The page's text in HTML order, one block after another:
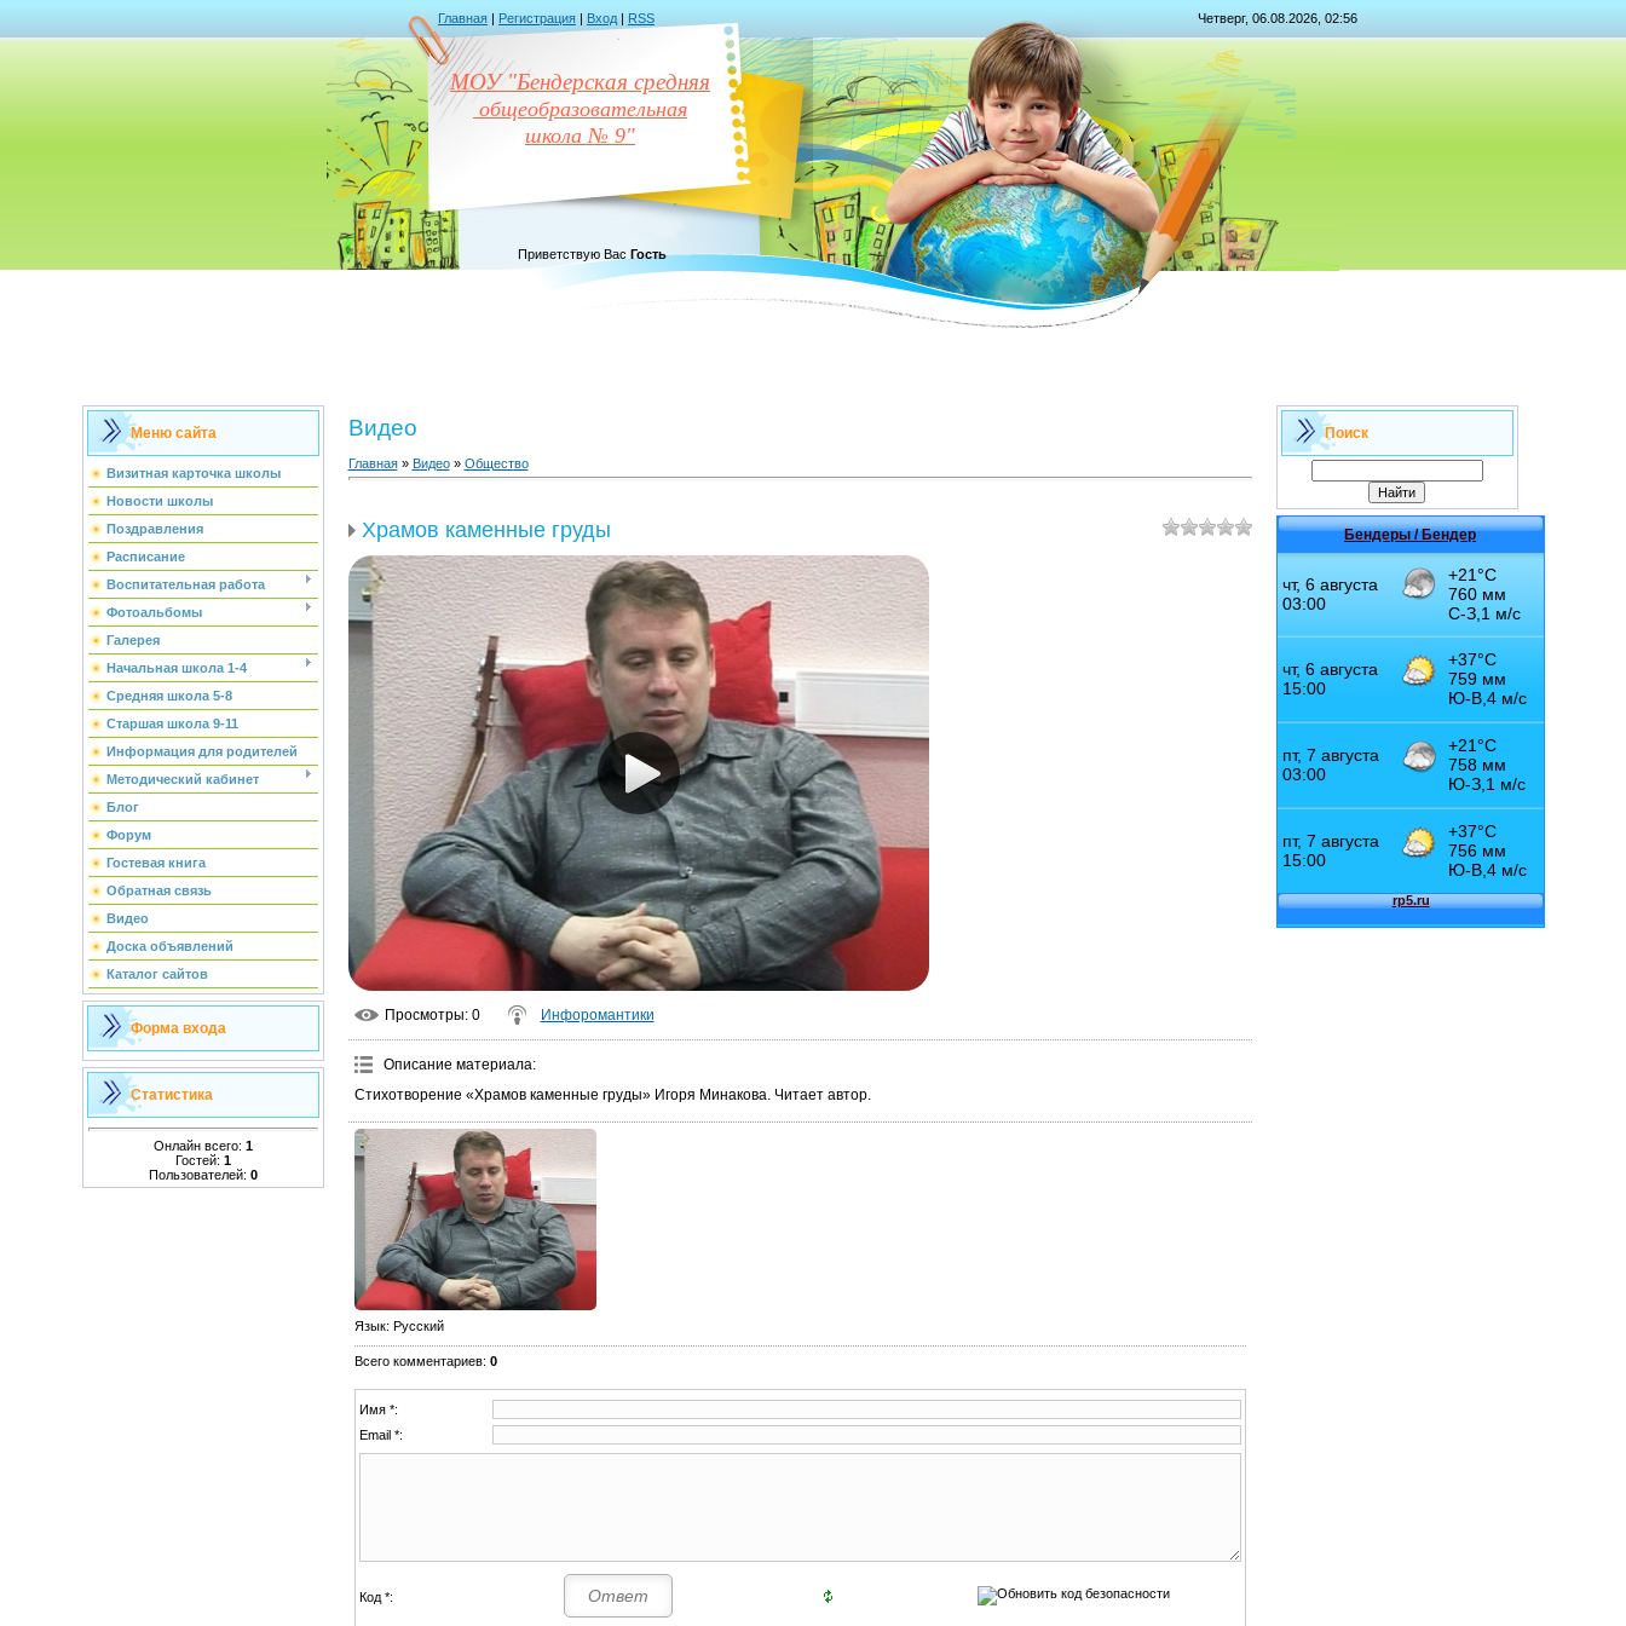
Главная | Регистрация | Вход | RSS Четверг, 06.08.2026, 02:56
МОУ "Бендерская средняя
общеобразовательная
школа № 9"
Приветствую Вас Гость
Меню сайта
Визитная карточка школы
Новости школы
Поздравления
Расписание
Воспитательная работа
Фотоальбомы
Галерея
Начальная школа 1-4
Средняя школа 5-8
Старшая школа 9-11
Информация для родителей
Методический кабинет
Блог
Форум
Гостевая книга
Обратная связь
Видео
Доска объявлений
Каталог сайтов
Форма входа
Статистика
Онлайн всего: 1
Гостей: 1
Пользователей: 0
Видео
Главная» Видео» Общество
Храмов каменные груды
Просмотры: 0 Инфоромантики
Описание материала:
Стихотворение «Храмов каменные груды» Игоря Минакова. Читает автор.
Язык: Русский
Всего комментариев: 0
Имя *:
Email *:
Код *:
Поиск
Бендеры / Бендер